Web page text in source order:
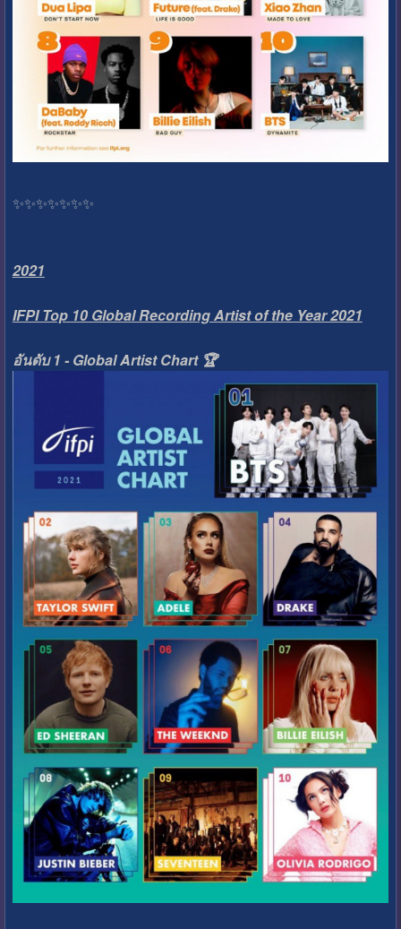
✨️✨️✨️✨️✨️✨️✨️
2021
IFPI Top 10 Global Recording Artist of the Year 2021
อันดับ 1 - Global Artist Chart 🏆